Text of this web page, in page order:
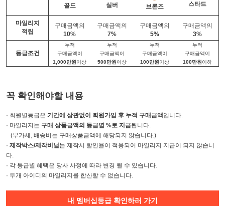
골드
실버 브론즈 스타드
마일리지
적립
구매금액의
10%
구매금액의
7%
구매금액의
5%
구매금액의
3%
등급조건
누적
구매금액이
1,000만원 이상
누적
구매금액이
500만원 이상
누적
구매금액이
100만원 이상
누적
구매금액이
100만원 이하
꼭 확인해야할 내용
· 회원별등급은 기간에 상관없이 회원가입 후 누적 구매금액입니다.
· 마일리지는 구매 상품금액의 등급별 %로 지급됩니다.
(부가세, 배송비는 구매상품금액에 해당되지 않습니다.)
· 제작박스/제작비닐는 제작시 할인율이 적용되어 마일리지 지급이 되지 않습니
다.
· 각 등급별 혜택은 당사 사정에 따라 변경 될 수 있습니다.
· 두개 아이디의 마일리지를 합산할 수 없습니다.
내 멤버십등급 확인하러 가기